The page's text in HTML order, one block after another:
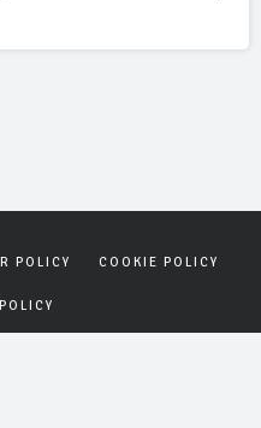
POLICY COOKIE POLICY